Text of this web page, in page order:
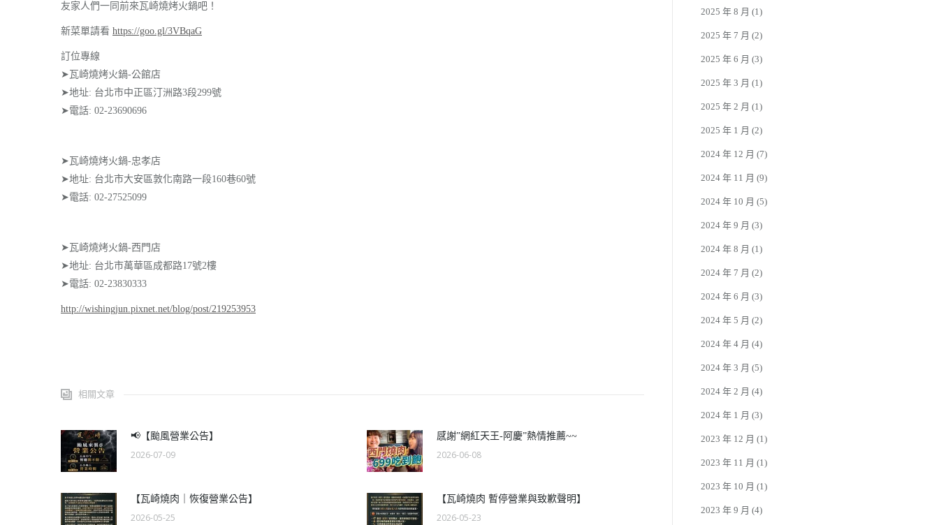
友家人們一同前來瓦崎燒烤火鍋吧！
新菜單請看 https://goo.gl/3VBqaG
訂位專線
➤瓦崎燒烤火鍋-公館店
➤地址: 台北市中正區汀洲路3段299號
➤電話: 02-23690696
➤瓦崎燒烤火鍋-忠孝店
➤地址: 台北市大安區敦化南路一段160巷60號
➤電話: 02-27525099
➤瓦崎燒烤火鍋-西門店
➤地址: 台北市萬華區成都路17號2樓
➤電話: 02-23830333
http://wishingjun.pixnet.net/blog/post/219253953
相關文章
📢【颱風營業公告】
2026-07-09
感謝”網紅天王-阿慶”熱情推薦~~
2026-06-08
【瓦崎燒肉｜恢復營業公告】
2026-05-25
【瓦崎燒肉 暫停營業與致歉聲明】
2026-05-23
2025 年 8 月 (1)
2025 年 7 月 (2)
2025 年 6 月 (3)
2025 年 3 月 (1)
2025 年 2 月 (1)
2025 年 1 月 (2)
2024 年 12 月 (7)
2024 年 11 月 (9)
2024 年 10 月 (5)
2024 年 9 月 (3)
2024 年 8 月 (1)
2024 年 7 月 (2)
2024 年 6 月 (3)
2024 年 5 月 (2)
2024 年 4 月 (4)
2024 年 3 月 (5)
2024 年 2 月 (4)
2024 年 1 月 (3)
2023 年 12 月 (1)
2023 年 11 月 (1)
2023 年 10 月 (1)
2023 年 9 月 (4)